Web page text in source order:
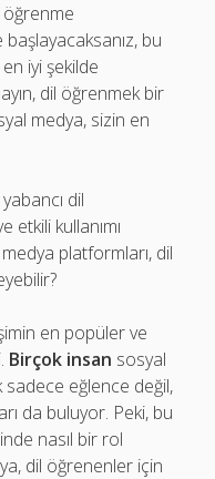
öğrenme
bu
iyi şekilde
dil öğrenmek bir
medya, sizin en
dil
etkili kullanımı
platformları, dil
en popüler ve
Birçok insan sosyal
sadece eğlence değil,
da buluyor. Peki, bu
nasıl bir rol
dil öğrenenler için